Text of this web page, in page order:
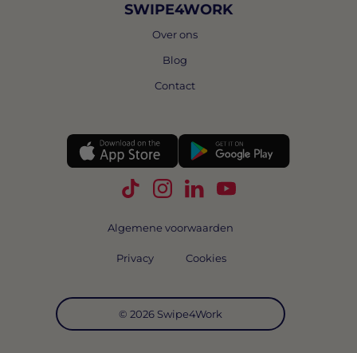
SWIPE4WORK
Over ons
Blog
Contact
Volg Swipe4Work op TikTok
Volg Swipe4Work op
Volg Swipe4Work op
Volg Swipe4Work
© 2026 Swipe4Work
Algemene voorwaarden
Privacy Cookies